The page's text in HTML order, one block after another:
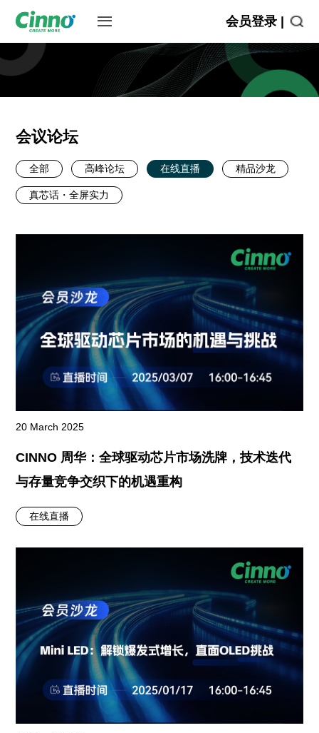
会员登录 |
会议论坛
全部 高峰论坛 在线直播 精品沙龙
真芯话・全屏实力
20 March 2025
CINNO 周华：全球驱动芯片市场洗牌，技术迭代
与存量竞争交织下的机遇重构
在线直播